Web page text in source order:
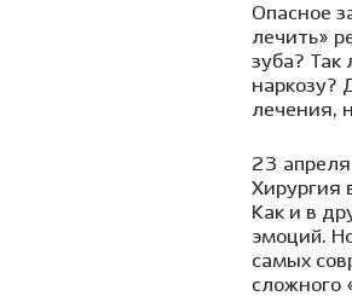
Опасное
лечить»
зуба? Так
наркозу?
лечения,
23
Хирургия
Как и в
эмоций.
самых
сложного